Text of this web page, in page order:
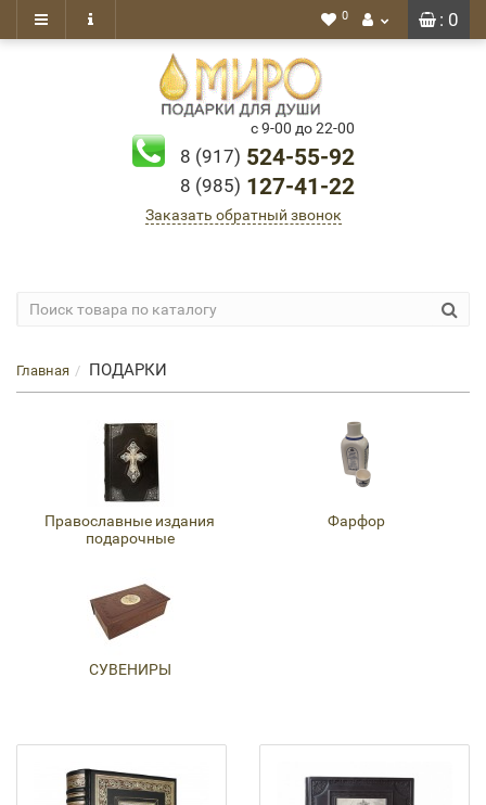
: 0
0
с 9-00 до 22-00
8 (917) 524-55-92
8 (985) 127-41-22
Заказать обратный звонок
Главная ПОДАРКИ
Православные издания
подарочные
Фарфор
СУВЕНИРЫ